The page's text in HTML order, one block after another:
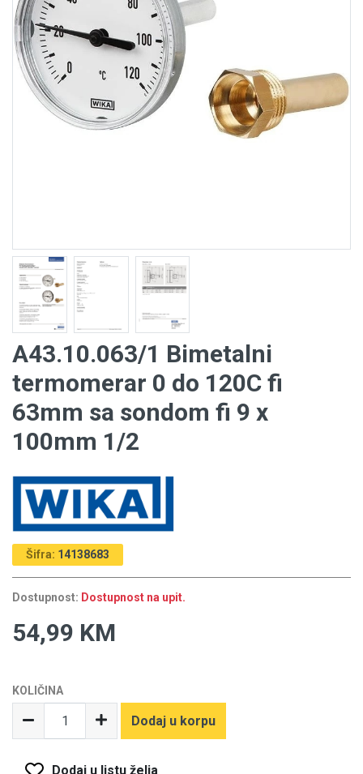
A43.10.063/1 Bimetalni
termomerar 0 do 120C fi
63mm sa sondom fi 9 x
100mm 1/2
Šifra: 14138683
Dostupnost: Dostupnost na upit.
54,99 KM
KOLIČINA
Dodaj u korpu
Dodaj u listu želja